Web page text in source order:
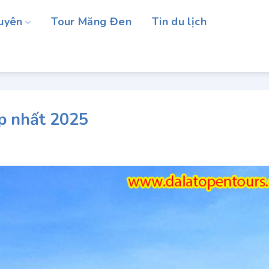
Tour Măng Đen Tin du lịch
nhất 2025